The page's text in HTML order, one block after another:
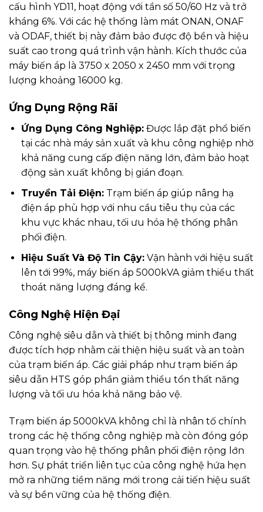
cấu hình YD11, hoạt động với tần số 50/60 Hz và trở
kháng 6%. Với các hệ thống làm mát ONAN, ONAF
và ODAF, thiết bị này đảm bảo được độ bền và hiệu
suất cao trong quá trình vận hành. Kích thước của
máy biến áp là 3750 x 2050 x 2450 mm với trọng
lượng khoảng 16000 kg.
Ứng Dụng Rộng Rãi
Ứng Dụng Công Nghiệp:Được lắp đặt phổ biến
tại các nhà máy sản xuất và khu công nghiệp nhờ
khả năng cung cấp điện năng lớn, đảm bảo hoạt
động sản xuất không bị gián đoạn.
Truyền Tải Điện:Trạm biến áp giúp nâng hạ
điện áp phù hợp với nhu cầu tiêu thụ của các
khu vực khác nhau, tối ưu hóa hệ thống phân
phối điện.
Hiệu Suất Và Độ Tin Cậy:Vận hành với hiệu suất
lên tới 99%, máy biến áp 5000kVA giảm thiểu thất
thoát năng lượng đáng kể.
Công Nghệ Hiện Đại
Công nghệ siêu dẫn và thiết bị thông minh đang
được tích hợp nhằm cải thiện hiệu suất và an toàn
của trạm biến áp. Các giải pháp như trạm biến áp
siêu dẫn HTS góp phần giảm thiểu tổn thất năng
lượng và tối ưu hóa khả năng bảo vệ.
Trạm biến áp 5000kVA không chỉ là nhân tố chính
trong các hệ thống công nghiệp mà còn đóng góp
quan trọng vào hệ thống phân phối điện rộng lớn
hơn. Sự phát triển liên tục của công nghệ hứa hẹn
mở ra những tiềm năng mới trong cải tiến hiệu suất
và sự bền vững của hệ thống điện.